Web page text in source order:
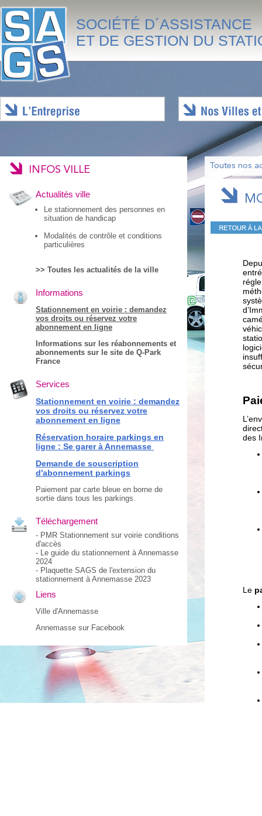
SOCIÉTÉ D´ASSISTANCE
ET DE GESTION DU
INFOS VILLE
Actualités ville
Le stationnement des personnes en
situation de handicap
Modalités de contrôle et conditions
particulières
>> Toutes les actualités de la ville
Informations
Stationnement en voirie : demandez
vos droits ou réservez votre
abonnement en ligne
Informations sur les réabonnements et
abonnements sur le site de Q-Park
France
Services
Stationnement en voirie : demandez
vos droits ou réservez votre
abonnement en ligne
Réservation horaire parkings en
ligne : Se garer à Annemasse
Demande de souscription
d'abonnement parkings
Paiement par carte bleue en borne de
sortie dans tous les parkings.
Téléchargement
- PMR Stationnement sur voirie conditions
d'accès
- Le guide du stationnement à Annemasse
2024
- Plaquette SAGS de l'extension du
stationnement à Annemasse 2023
Liens
Ville d'Annemasse
Annemasse sur Facebook
Toutes nos
des
Le